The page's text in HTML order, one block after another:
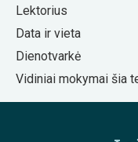
Lektorius
Data ir vieta
Dienotvarkė
Vidiniai mokymai šia